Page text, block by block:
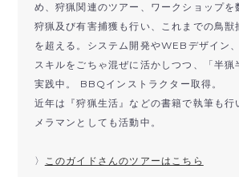
め、狩猟関連のツアー、ワークショップを
狩猟及び有害捕獲も行い、これまでの鳥
を超える。システム開発やWEBデザイン
スキルをごちゃ混ぜに活かしつつ、「半猟
実践中。 BBQインストラクター取得。
近年は『狩猟生活』などの書籍で執筆も行
メラマンとしても活動中。
〉 このガイドさんのツアーはこちら